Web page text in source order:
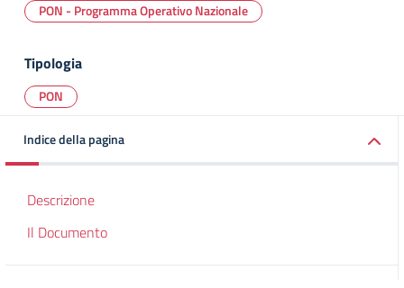
PON - Programma Operativo Nazionale
Tipologia
PON
Indice della pagina
Descrizione
Il Documento